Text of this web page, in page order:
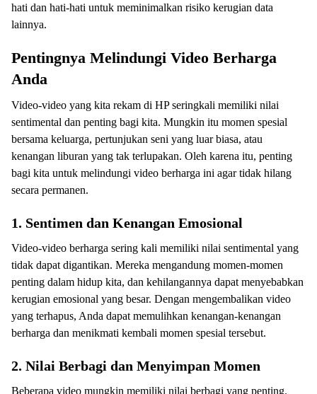
hati dan hati-hati untuk meminimalkan risiko kerugian data
lainnya.
Pentingnya Melindungi Video Berharga
Anda
Video-video yang kita rekam di HP seringkali memiliki nilai
sentimental dan penting bagi kita. Mungkin itu momen spesial
bersama keluarga, pertunjukan seni yang luar biasa, atau
kenangan liburan yang tak terlupakan. Oleh karena itu, penting
bagi kita untuk melindungi video berharga ini agar tidak hilang
secara permanen.
1. Sentimen dan Kenangan Emosional
Video-video berharga sering kali memiliki nilai sentimental yang
tidak dapat digantikan. Mereka mengandung momen-momen
penting dalam hidup kita, dan kehilangannya dapat menyebabkan
kerugian emosional yang besar. Dengan mengembalikan video
yang terhapus, Anda dapat memulihkan kenangan-kenangan
berharga dan menikmati kembali momen spesial tersebut.
2. Nilai Berbagi dan Menyimpan Momen
Beberapa video mungkin memiliki nilai berbagi yang penting.